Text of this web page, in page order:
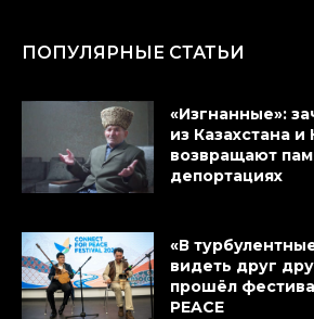
ПОПУЛЯРНЫЕ СТАТЬИ
«Изгнанные»:
из Казахстана
возвращают
депортациях
«В
видеть друг
прошёл
PEACE